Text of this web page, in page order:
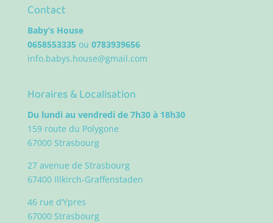
Contact
Baby’s House
0658553335 ou 0783939656
info.babys.house@gmail.com
Horaires & Localisation
Du lundi au vendredi de 7h30 à 18h30
159 route du Polygone
67000 Strasbourg
27 avenue de Strasbourg
67400 Illkirch-Graffenstaden
46 rue d’Ypres
67000 Strasbourg